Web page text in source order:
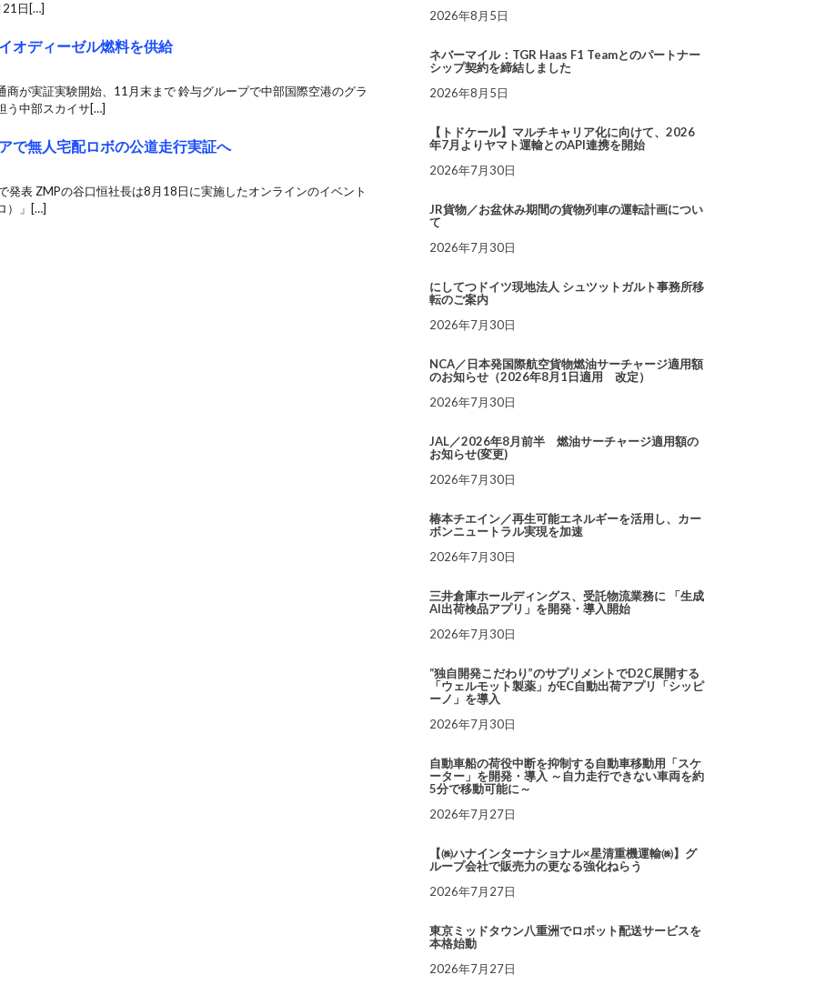
21日[…]
オディーゼル燃料を供給
が実証実験開始、11月末まで 鈴与グループで中部国際空港のグラ
う中部スカイサ[…]
で無人宅配ロボの公道走行実証へ
発表 ZMPの谷口恒社長は8月18日に実施したオンラインのイベント
）」[…]
2026年8月5日
ネバーマイル：TGR Haas F1 Teamとのパートナー
シップ契約を締結しました
2026年8月5日
【トドケール】マルチキャリア化に向けて、2026
年7月よりヤマト運輸とのAPI連携を開始
2026年7月30日
JR貨物／お盆休み期間の貨物列車の運転計画につい
て
2026年7月30日
にしてつドイツ現地法人 シュツットガルト事務所移
転のご案内
2026年7月30日
NCA／日本発国際航空貨物燃油サーチャージ適用額
のお知らせ（2026年8月1日適用 改定）
2026年7月30日
JAL／2026年8月前半 燃油サーチャージ適用額の
お知らせ(変更)
2026年7月30日
椿本チエイン／再生可能エネルギーを活用し、カー
ボンニュートラル実現を加速
2026年7月30日
三井倉庫ホールディングス、受託物流業務に 「生成
AI出荷検品アプリ」を開発・導入開始
2026年7月30日
“独自開発こだわり”のサプリメントでD2C展開する
「ウェルモット製薬」がEC自動出荷アプリ「シッピ
ーノ」を導入
2026年7月30日
自動車船の荷役中断を抑制する自動車移動用「スケ
ーター」を開発・導入 ～自力走行できない車両を約
5分で移動可能に～
2026年7月27日
【㈱ハナインターナショナル×星清重機運輸㈱】グ
ループ会社で販売力の更なる強化ねらう
2026年7月27日
東京ミッドタウン八重洲でロボット配送サービスを
本格始動
2026年7月27日